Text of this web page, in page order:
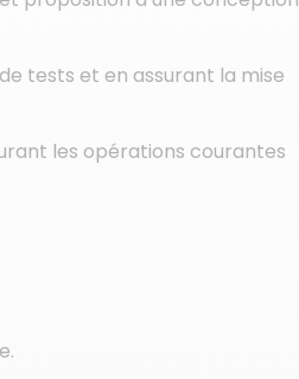
tests et en assurant la mise
les opérations courantes